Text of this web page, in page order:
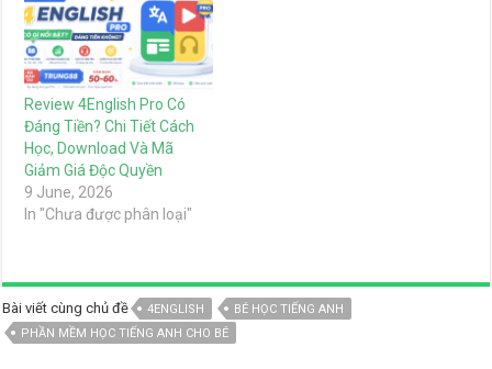
Review 4English Pro Có
Đáng Tiền? Chi Tiết Cách
Học, Download Và Mã
Giảm Giá Độc Quyền
9 June, 2026
In "Chưa được phân loại"
Bài viết cùng chủ đề 4ENGLISH
BÉ HỌC TIẾNG ANH
PHẦN MỀM HỌC TIẾNG ANH CHO BÉ